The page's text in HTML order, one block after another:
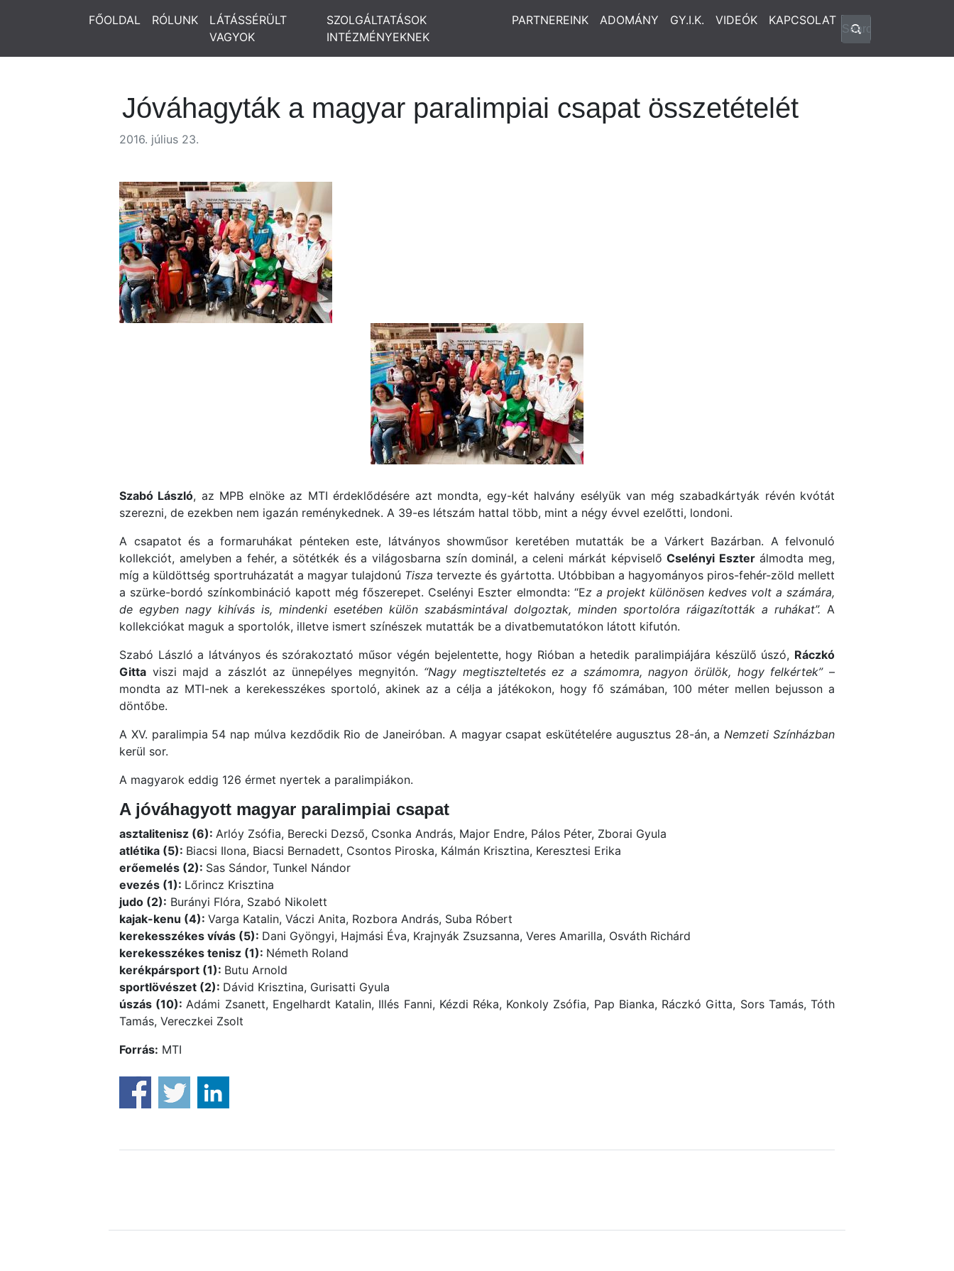
FŐOLDAL RÓLUNK
LÁTÁSSÉRÜLT
VAGYOK
SZOLGÁLTATÁSOK
INTÉZMÉNYEKNEK
PARTNEREINK ADOMÁNY GY.I.K. VIDEÓK KAPCSOLAT
Jóváhagyták a magyar paralimpiai csapat összetételét
2016. július 23.
Szabó László, az MPB elnöke az MTI érdeklődésére azt mondta, egy-két halvány esélyük van még szabadkártyák révén kvótát
szerezni, de ezekben nem igazán reménykednek. A 39-es létszám hattal több, mint a négy évvel ezelőtti, londoni.
A csapatot és a formaruhákat pénteken este, látványos showműsor keretében mutatták be a Várkert Bazárban. A felvonuló
kollekciót, amelyben a fehér, a sötétkék és a világosbarna szín dominál, a celeni márkát képviselőCselényi Eszterálmodta meg,
míg a küldöttség sportruházatát a magyar tulajdonú Tisza tervezte és gyártotta. Utóbbiban a hagyományos piros-fehér-zöld mellett
a szürke-bordó színkombináció kapott még főszerepet. Cselényi Eszter elmondta: “Ez a projekt különösen kedves volt a számára,
de egyben nagy kihívás is, mindenki esetében külön szabásmintával dolgoztak, minden sportolóra ráigazították a ruhákat”. A
kollekciókat maguk a sportolók, illetve ismert színészek mutatták be a divatbemutatókon látott kifutón.
Szabó László a látványos és szórakoztató műsor végén bejelentette, hogy Rióban a hetedik paralimpiájára készülő úszó, Ráczkó
Gitta viszi majd a zászlót az ünnepélyes megnyitón. “Nagy megtiszteltetés ez a számomra, nagyon örülök, hogy felkértek”–
mondta az MTI-nek a kerekesszékes sportoló, akinek az a célja a játékokon, hogy fő számában, 100 méter mellen bejusson a
döntőbe.
A XV. paralimpia 54 nap múlva kezdődik Rio de Janeiróban. A magyar csapat eskütételére augusztus 28-án, aNemzeti Színházban
kerül sor.
A magyarok eddig 126 érmet nyertek a paralimpiákon.
A jóváhagyott magyar paralimpiai csapat
asztalitenisz (6): Arlóy Zsófia, Berecki Dezső, Csonka András, Major Endre, Pálos Péter, Zborai Gyula
atlétika (5): Biacsi Ilona, Biacsi Bernadett, Csontos Piroska, Kálmán Krisztina, Keresztesi Erika
erőemelés (2): Sas Sándor, Tunkel Nándor
evezés (1): Lőrincz Krisztina
judo (2): Burányi Flóra, Szabó Nikolett
kajak-kenu (4): Varga Katalin, Váczi Anita, Rozbora András, Suba Róbert
kerekesszékes vívás (5): Dani Gyöngyi, Hajmási Éva, Krajnyák Zsuzsanna, Veres Amarilla, Osváth Richárd
kerekesszékes tenisz (1): Németh Roland
kerékpársport (1): Butu Arnold
sportlövészet (2): Dávid Krisztina, Gurisatti Gyula
úszás (10):Adámi Zsanett, Engelhardt Katalin, Illés Fanni, Kézdi Réka, Konkoly Zsófia, Pap Bianka, Ráczkó Gitta, Sors Tamás, Tóth
Tamás, Vereczkei Zsolt
Forrás: MTI